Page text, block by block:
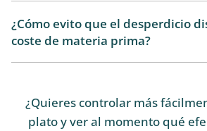
¿Cómo evito que el desperdicio
coste de materia prima?
¿Quieres controlar más
plato y ver al momento qué